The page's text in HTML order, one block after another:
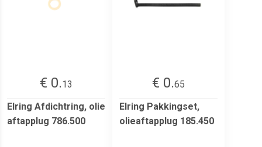
€ 0.13
Elring Afdichtring, olie
aftapplug 786.500
€ 0.65
Elring Pakkingset,
olieaftapplug 185.450